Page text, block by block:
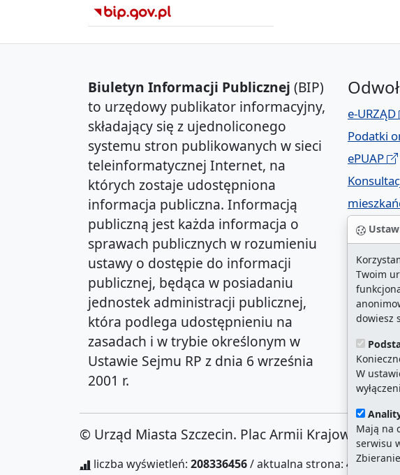
Twoim
dowiesz
W
Mają na
serwisu
Biuletyn Informacji Publicznej (BIP)
to urzędowy publikator informacyjny,
składający się z ujednoliconego
systemu stron publikowanych w sieci
teleinformatycznej Internet, na
których zostaje udostępniona
informacja publiczna. Informacją
publiczną jest każda informacja o
sprawach publicznych w rozumieniu
ustawy o dostępie do informacji
publicznej, będąca w posiadaniu
jednostek administracji publicznej,
która podlega udostępnieniu na
zasadach i w trybie określonym w
Ustawie Sejmu RP z dnia 6 września
2001 r.
e-URZĄD
Podatki
ePUAP
© Urząd Miasta Szczecin. Plac Armii Krajowej 1,
liczba wyświetleń: 208336456/ aktualna strona: 4643324/